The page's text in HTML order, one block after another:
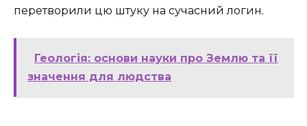
перетворили цю штуку на сучасний логин.
Геологія: основи науки про Землю та її
значення для людства